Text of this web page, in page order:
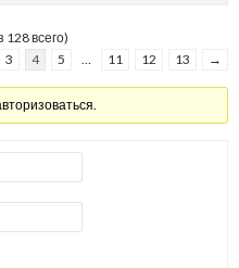
всего)
3 4 5 11 12 13 →